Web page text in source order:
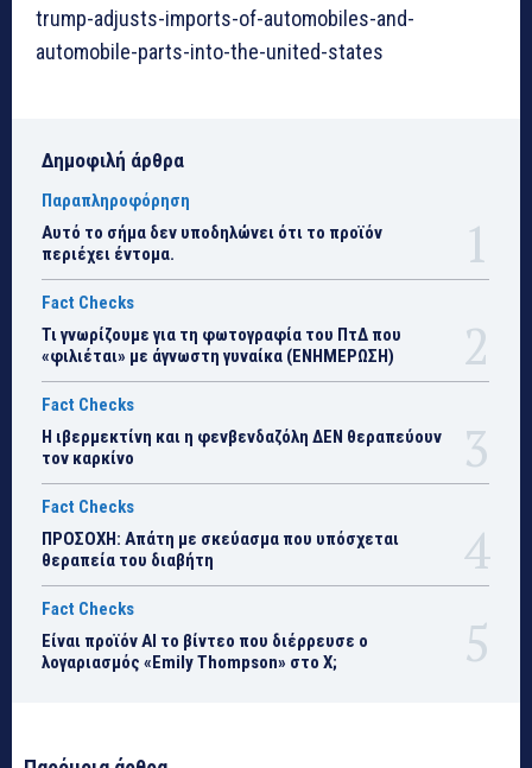
trump-adjusts-imports-of-automobiles-and-
automobile-parts-into-the-united-states
Δημοφιλή άρθρα
Παραπληροφόρηση
Αυτό το σήμα δεν υποδηλώνει ότι το προϊόν
περιέχει έντομα.
Fact Checks
Τι γνωρίζουμε για τη φωτογραφία του ΠτΔ που
«φιλιέται» με άγνωστη γυναίκα (ΕΝΗΜΕΡΩΣΗ)
Fact Checks
Η ιβερμεκτίνη και η φενβενδαζόλη ΔΕΝ θεραπεύουν
τον καρκίνο
Fact Checks
ΠΡΟΣΟΧΗ: Απάτη με σκεύασμα που υπόσχεται
θεραπεία του διαβήτη
Fact Checks
Είναι προϊόν ΑΙ το βίντεο που διέρρευσε ο
λογαριασμός «Emily Thompson» στο Χ;